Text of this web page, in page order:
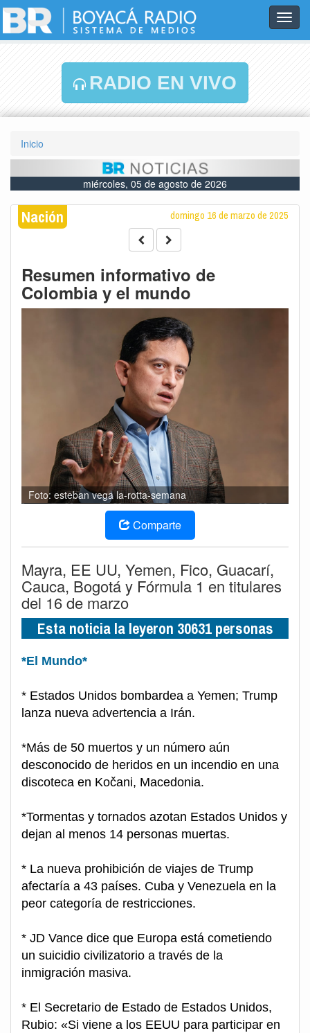
RADIO EN VIVO
Inicio
miércoles, 05 de agosto de 2026
Nación domingo 16 de marzo de 2025
Resumen informativo de
Colombia y el mundo
Foto: esteban vega la-rotta-semana
Comparte
Mayra, EE UU, Yemen, Fico, Guacarí,
Cauca, Bogotá y Fórmula 1 en titulares
del 16 de marzo
Esta noticia la leyeron 30631 personas
*El Mundo*
* Estados Unidos bombardea a Yemen; Trump
lanza nueva advertencia a Irán.
*Más de 50 muertos y un número aún
desconocido de heridos en un incendio en una
discoteca en Kočani, Macedonia.
*Tormentas y tornados azotan Estados Unidos y
dejan al menos 14 personas muertas.
* La nueva prohibición de viajes de Trump
afectaría a 43 países. Cuba y Venezuela en la
peor categoría de restricciones.
* JD Vance dice que Europa está cometiendo
un suicidio civilizatorio a través de la
inmigración masiva.
* El Secretario de Estado de Estados Unidos,
Rubio: «Si viene a los EEUU para participar en